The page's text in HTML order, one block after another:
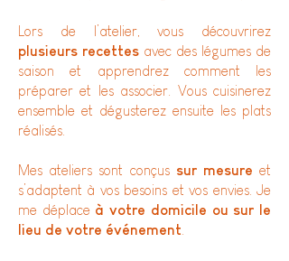
Lors de l’atelier, vous découvrirez
plusieurs recettes avec des légumes de
saison et apprendrez comment les
préparer et les associer. Vous cuisinerez
ensemble et dégusterez ensuite les plats
réalisés.
Mes ateliers sont conçus sur mesure et
s’adaptent à vos besoins et vos envies. Je
me déplace à votre domicile ou sur le
lieu de votre événement